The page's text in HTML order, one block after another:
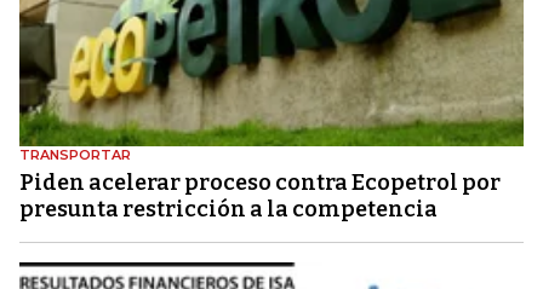
TRANSPORTAR
Piden acelerar proceso contra Ecopetrol por
presunta restricción a la competencia